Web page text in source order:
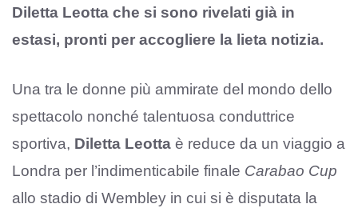
Diletta Leotta che si sono rivelati già in
estasi, pronti per accogliere la lieta notizia.
Una tra le donne più ammirate del mondo dello
spettacolo nonché talentuosa conduttrice
sportiva, Diletta Leotta è reduce da un viaggio a
Londra per l’indimenticabile finale Carabao Cup
allo stadio di Wembley in cui si è disputata la